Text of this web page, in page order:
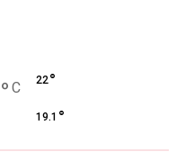
° C 22°
19.1 °